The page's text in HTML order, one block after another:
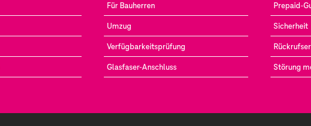
Für Bauherren
Umzug
Verfügbarkeitsprüfung
Glasfaser-Anschluss
Prepaid-
Sicherheit
Störung